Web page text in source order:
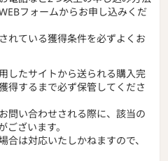
フォームからお申し込みくだ
れている獲得条件を必ずよくお
したサイトから送られる購入完
得するまで必ず保管してくださ
問い合わせされる際に、該当の
ございます。
は対応いたしかねますので、